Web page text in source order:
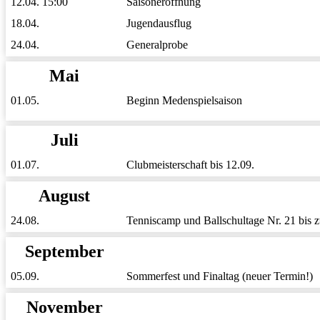
18.04.
Jugendausflug
24.04.
Generalprobe
Mai
01.05. Beginn Medenspielsaison
Juli
01.07. Clubmeisterschaft bis 12.09.
August
24.08. Tenniscamp und Ballschultage Nr. 21 bis
September
05.09. Sommerfest und Finaltag (neuer Termin!)
November